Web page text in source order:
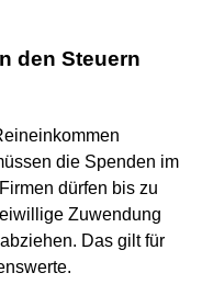
den Steuern
die Spenden im
dürfen bis zu
Zuwendung
Das gilt für